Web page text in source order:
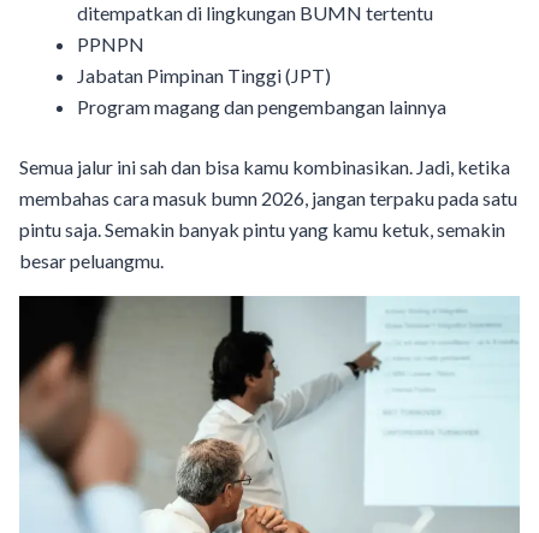
ditempatkan di lingkungan BUMN tertentu
PPNPN
Jabatan Pimpinan Tinggi (JPT)
Program magang dan pengembangan lainnya
Semua jalur ini sah dan bisa kamu kombinasikan. Jadi, ketika
membahas cara masuk bumn 2026, jangan terpaku pada satu
pintu saja. Semakin banyak pintu yang kamu ketuk, semakin
besar peluangmu.